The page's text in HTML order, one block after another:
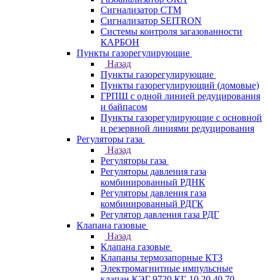
Сигнализатор СТМ
Сигнализатор SEITRON
Системы контроля загазованности
КАРБОН
Пункты газорегулирующие
Назад
Пункты газорегулирующие
Пункты газорегулирующий (домовые)
ГРПШ с одной линией редуцирования
и байпасом
Пункты газорегулирующие с основной
и резервной линиями редуцирования
Регуляторы газа
Назад
Регуляторы газа
Регуляторы давления газа
комбинированный РДНК
Регуляторы давления газа
комбинированный РДГК
Регулятор давления газа РДГ
Клапана газовые
Назад
Клапана газовые
Клапаны термозапорные КТЗ
Электромагнитные импульсные